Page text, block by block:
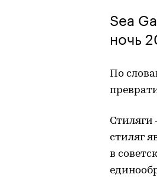
Sea
ночь
По
Стиляги
стиляг
в